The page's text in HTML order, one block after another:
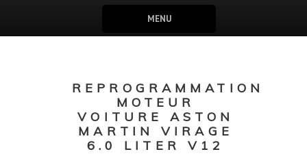
MENU
REPROGRAMMATION
MOTEUR
VOITURE ASTON
MARTIN VIRAGE
6.0 LITER V12